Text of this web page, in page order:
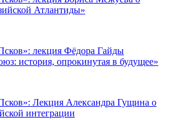
Атлантиды»
лекция Фёдора Гайды
история, опрокинутая в будущее»
Лекция Александра Гущина о
интеграции